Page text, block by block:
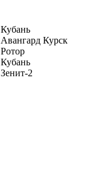
Кубань
Авангард Курск
Ротор
Кубань
Зенит-2